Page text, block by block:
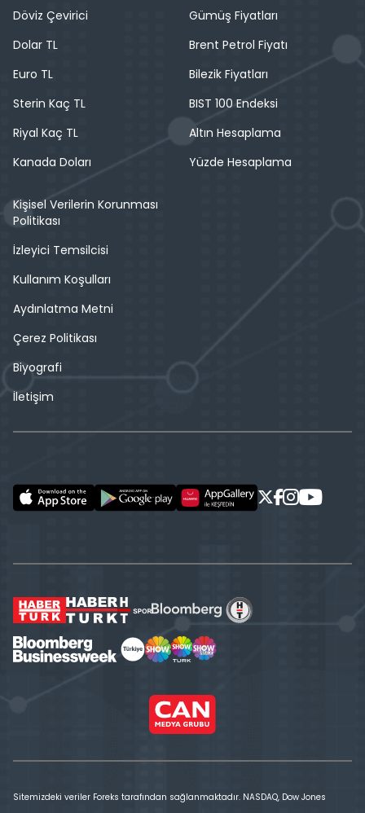
Döviz Çevirici
Dolar TL
Euro TL
Sterin Kaç TL
Riyal Kaç TL
Kanada Doları
Gümüş Fiyatları
Brent Petrol Fiyatı
Bilezik Fiyatları
BIST 100 Endeksi
Altın Hesaplama
Yüzde Hesaplama
Kişisel Verilerin Korunması
Politikası
İzleyici Temsilcisi
Kullanım Koşulları
Aydınlatma Metni
Çerez Politikası
Biyografi
İletişim
Sitemizdeki veriler Foreks tarafından sağlanmaktadır. NASDAQ, Dow Jones